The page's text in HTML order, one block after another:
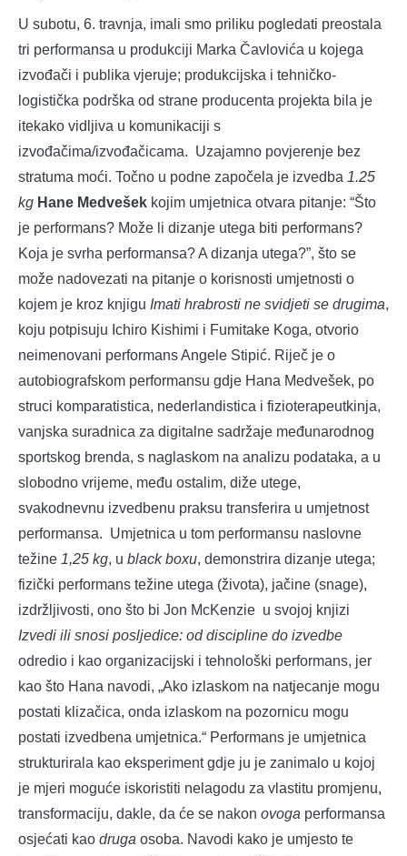
U subotu, 6. travnja, imali smo priliku pogledati preostala
tri performansa u produkciji Marka Čavlovića u kojega
izvođači i publika vjeruje; produkcijska i tehničko-
logistička podrška od strane producenta projekta bila je
itekako vidljiva u komunikaciji s
izvođačima/izvođačicama. Uzajamno povjerenje bez
stratuma moći. Točno u podne započela je izvedba 1.25
kg Hane Medvešek kojim umjetnica otvara pitanje: “Što
je performans? Može li dizanje utega biti performans?
Koja je svrha performansa? A dizanja utega?”, što se
može nadovezati na pitanje o korisnosti umjetnosti o
kojem je kroz knjigu Imati hrabrosti ne svidjeti se drugima,
koju potpisuju Ichiro Kishimi i Fumitake Koga, otvorio
neimenovani performans Angele Stipić. Riječ je o
autobiografskom performansu gdje Hana Medvešek, po
struci komparatistica, nederlandistica i fizioterapeutkinja,
vanjska suradnica za digitalne sadržaje međunarodnog
sportskog brenda, s naglaskom na analizu podataka, a u
slobodno vrijeme, među ostalim, diže utege,
svakodnevnu izvedbenu praksu transferira u umjetnost
performansa. Umjetnica u tom performansu naslovne
težine 1,25 kg, u black boxu, demonstrira dizanje utega;
fizički performans težine utega (života), jačine (snage),
izdržljivosti, ono što bi Jon McKenzie u svojoj knjizi
Izvedi ili snosi posljedice: od discipline do izvedbe
odredio i kao organizacijski i tehnološki performans, jer
kao što Hana navodi, „Ako izlaskom na natjecanje mogu
postati klizačica, onda izlaskom na pozornicu mogu
postati izvedbena umjetnica.“ Performans je umjetnica
strukturirala kao eksperiment gdje ju je zanimalo u kojoj
je mjeri moguće iskoristiti nelagodu za vlastitu promjenu,
transformaciju, dakle, da će se nakon ovoga performansa
osjećati kao druga osoba. Navodi kako je umjesto te